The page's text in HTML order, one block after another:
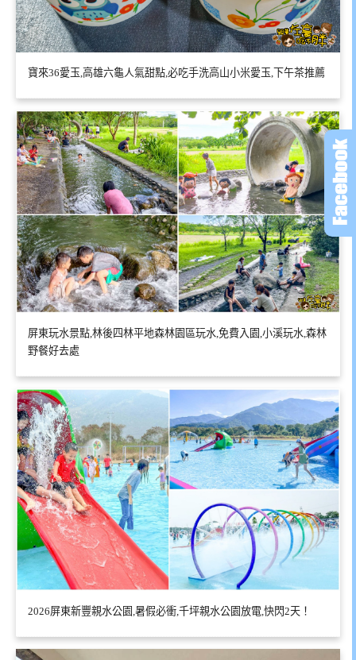
寶來36愛玉,高雄六龜人氣甜點,必吃手洗高山小米愛玉,下午茶推薦
屏東玩水景點,林後四林平地森林園區玩水,免費入園,小溪玩水,森林
野餐好去處
2026屏東新豐親水公園,暑假必衝,千坪親水公園放電,快閃2天！